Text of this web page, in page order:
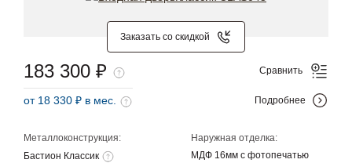
Заказать со скидкой
Металлоконструкция:
Бастион Классик
Наружная отделка:
МДФ 16мм с фотопечатью
183 300 ₽
от 18 330 ₽ в мес.
Сравнить
Подробнее